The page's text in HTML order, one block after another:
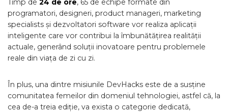
Timp de 24 de ore, 65 de echipe formate din
programatori, designeri, product manageri, marketing
specialists și dezvoltatori software vor realiza aplicații
inteligente care vor contribui la îmbunătățirea realității
actuale, generând soluții inovatoare pentru problemele
reale din viața de zi cu zi.
În plus, una dintre misiunile DevHacks este de a susține
comunitatea femeilor din domeniul tehnologiei, astfel că, la
cea de-a treia ediție, va exista o categorie dedicată,